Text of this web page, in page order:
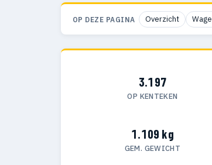
OP DEZE PAGINA Overzicht
3.197
OP KENTEKEN
1.109 kg
GEM. GEWICHT